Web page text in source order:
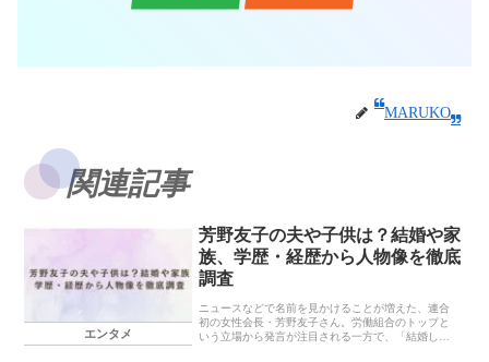
MARUKO
関連記事
エンタメ
芳野友子の夫や子供は？結婚や家
族、学歴・経歴から人物像を徹底
調査
ニュースなどで名前を見かけることが増えた、連合
初の女性会長・芳野友子さん。労働組合のトップと
いう立場から発言が注目される一方で、「結婚して